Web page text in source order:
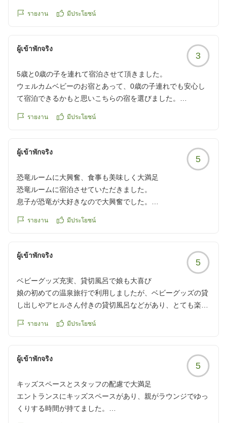
衣所はダイソンのドライヤーがあり清潔にされていて良かっ
同じメニューは難しいかなと思いました。
部屋は少し古い感じがして、洗面所の水道からちょろちょろ
としか水が出ず、洗顔や歯磨きが大変でした。
クチコミの詳細はこちらから
reviewId=33123478569110
รายงาน มีประโยชน์
ผู้เข้าพักจริง
3
5歳と0歳の子を連れて宿泊させて頂きました。
ウェルカムベビーのお宿とあって、0歳の子連れでも安心し
て宿泊できるかもと思いこちらの宿を選びました。
され、食事処にもベビーベッドやベビーカーが置かれてい
も親切で、抱っこしてくれたりとてもありがたかったです。
子供の遊び場や景品もあり、子どもも大満足でした。
すごく子連れに特化したお宿だと思うので、これからもたく
さんの子連れ客が来られると思いますし、CMなどのイメー
ジで選ぶ方も多いと思うので、ぜひここは直した方が良いの
ではという点を勝手ながら述べさせてください。
くて、使用できませんでした。使う人があんまりいなくて古
くなっている、とかなのかな?と思いましたが、とても残念
でした。
また、0歳の子にベビー布団を用意して頂いていましたが、
硬い布団が当たり前だと思っているので、柔らかい布団が用
眠れませんでした。。
食事処のベビーベッドも、やわらかい布団でした。
0歳でも、3ヶ月の子と11ヶ月の子では配慮しなきゃいけない
ことが違うと思うので中々難しいとは思うのですが、、布団
の硬さは気になる人もいるんじゃないかなと勝手に思ってい
ます。
รายงาน มีประโยชน์
ผู้เข้าพักจริง
5
恐竜ルームに大興奮、食事も美味しく大満足
恐竜ルームに宿泊させていただきました。
息子が恐竜が大好きなので大興奮でした。
お食事もとっても美味しかったです。また来たいです。
https://review.travel.rakuten.co.jp/hotel/voice/69349?
reviewId=33123478345510
รายงาน มีประโยชน์
ผู้เข้าพักจริง
5
ベビーグッズ充実、貸切風呂で娘も大喜び
娘の初めての温泉旅行で利用しましたが、ベビーグッズの貸
し出しやアヒルさん付きの貸切風呂などがあり、とても楽し
ったです。ありがとうございました。
https://review.travel.rakuten.co.jp/hotel/voice/69349?
reviewId=33123478187434
รายงาน มีประโยชน์
ผู้เข้าพักจริง
5
キッズスペースとスタッフの配慮で大満足
エントランスにキッズスペースがあり、親がラウンジでゆっ
くりする時間が持てました。